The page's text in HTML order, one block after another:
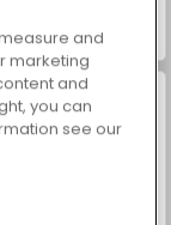
Paper.io 2 and
marketing
and
you can
see our